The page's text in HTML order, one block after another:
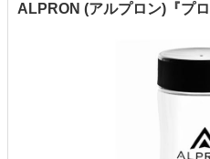
ALPRON (アルプロン)『プ